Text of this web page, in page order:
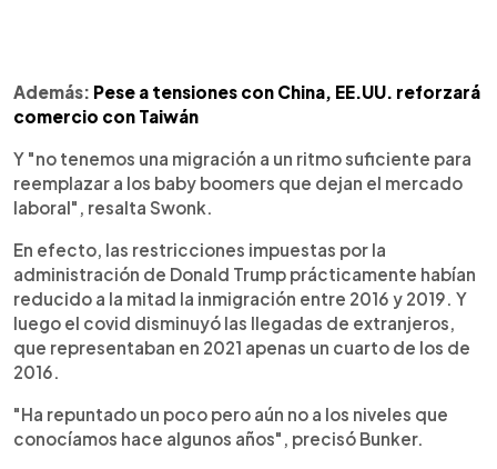
Además: Pese a tensiones con China, EE.UU. reforzará
comercio con Taiwán
Y "no tenemos una migración a un ritmo suficiente para
reemplazar a los baby boomers que dejan el mercado
laboral", resalta Swonk.
En efecto, las restricciones impuestas por la
administración de Donald Trump prácticamente habían
reducido a la mitad la inmigración entre 2016 y 2019. Y
luego el covid disminuyó las llegadas de extranjeros,
que representaban en 2021 apenas un cuarto de los de
2016.
"Ha repuntado un poco pero aún no a los niveles que
conocíamos hace algunos años", precisó Bunker.